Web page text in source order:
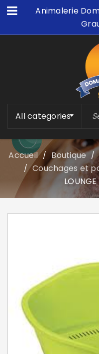
Animalerie
All categories
Accueil / Boutique /
/ Couchages et